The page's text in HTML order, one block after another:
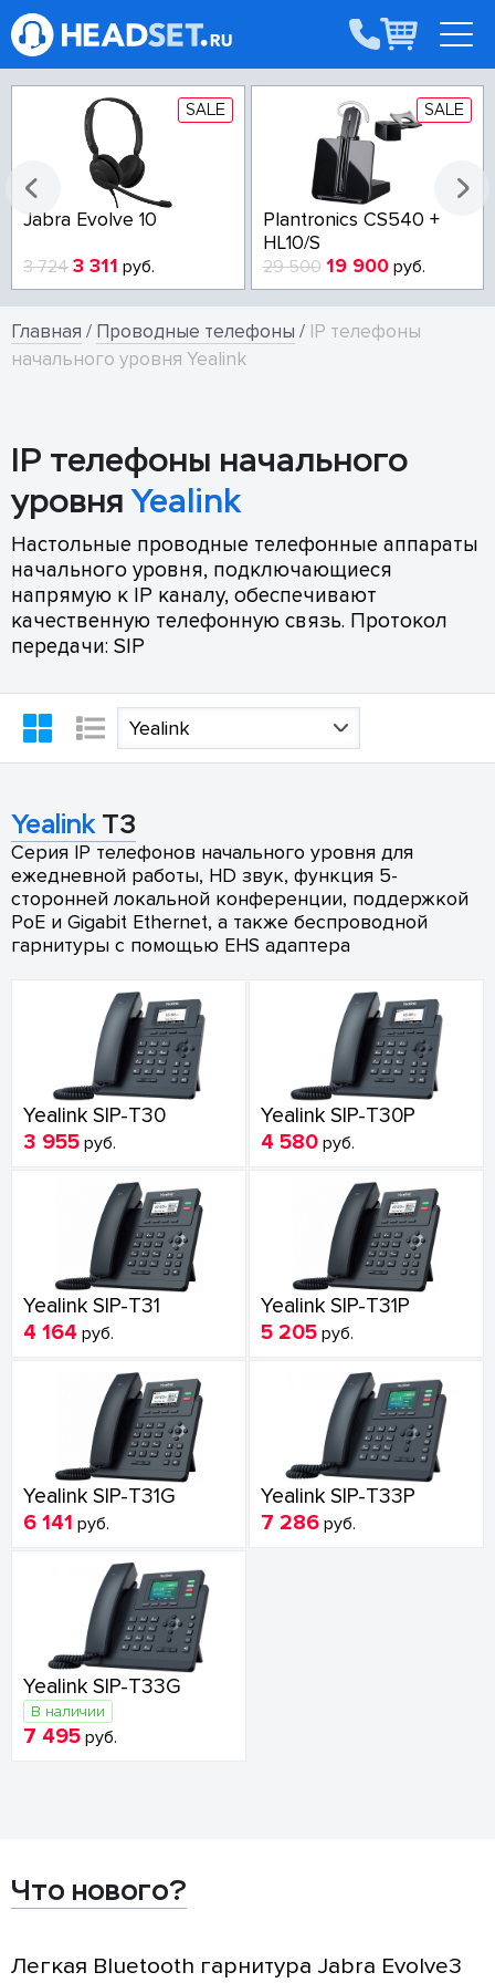
SALE
Jabra Evolve 10
3 724 3 311 руб.
SALE
Plantronics CS540 +
HL10/S
29 500 19 900руб.
Главная / Проводные телефоны / IP телефоны
начального уровня Yealink
IP телефоны начального
уровняYealink
Настольные проводные телефонные аппараты
начального уровня, подключающиеся
напрямую к IP каналу, обеспечивают
качественную телефонную связь. Протокол
передачи: SIP
Yealink
YealinkT3
Серия IP телефонов начального уровня для
ежедневной работы, HD звук, функция 5-
сторонней локальной конференции, поддержкой
PoE и Gigabit Ethernet, а также беспроводной
гарнитуры с помощью EHS адаптера
Yealink SIP-T30
3 955 руб.
Yealink SIP-T30P
4 580 руб.
Yealink SIP-T31
4 164 руб.
Yealink SIP-T31P
5 205 руб.
Yealink SIP-T31G
6 141 руб.
Yealink SIP-T33P
7 286 руб.
Yealink SIP-T33G
В наличии
7 495 руб.
Что нового?
Легкая Bluetooth гарнитура Jabra Evolve3